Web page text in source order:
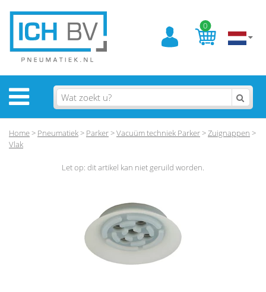
0
Home> Pneumatiek> Parker>Vacuüm techniek Parker>Zuignappen >
Vlak
Let op: dit artikel kan niet geruild worden.